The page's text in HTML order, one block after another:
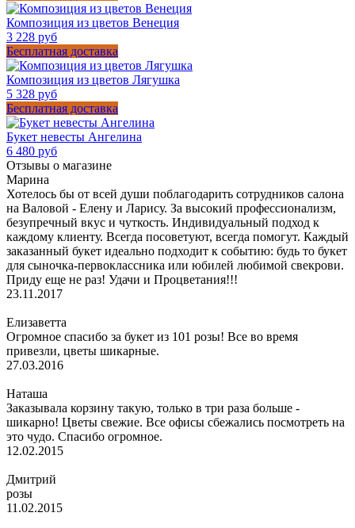
Композиция из цветов Венеция
3 228 руб
Бесплатная доставка
Композиция из цветов Лягушка
5 328 руб
Бесплатная доставка
Букет невесты Ангелина
6 480 руб
Отзывы о магазине
Марина
Хотелось бы от всей души поблагодарить сотрудников салона
на Валовой - Елену и Ларису. За высокий профессионализм,
безупречный вкус и чуткость. Индивидуальный подход к
каждому клиенту. Всегда посоветуют, всегда помогут. Каждый
заказанный букет идеально подходит к событию: будь то букет
для сыночка-первоклассника или юбилей любимой свекрови.
Приду еще не раз! Удачи и Процветания!!!
23.11.2017
Елизаветта
Огромное спасибо за букет из 101 розы! Все во время
привезли, цветы шикарные.
27.03.2016
Наташа
Заказывала корзину такую, только в три раза больше -
шикарно! Цветы свежие. Все офисы сбежались посмотреть на
это чудо. Спасибо огромное.
12.02.2015
Дмитрий
розы
11.02.2015